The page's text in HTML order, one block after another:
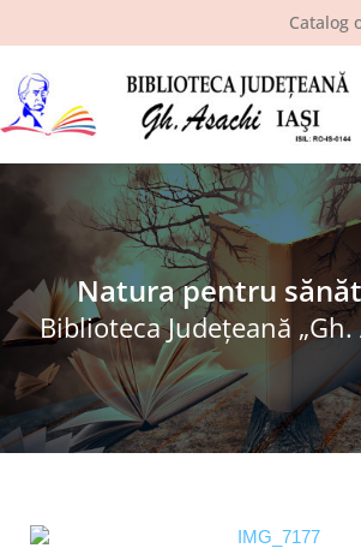
Catalog
Despre bibliotecă
Pagina cititorului
Ştiri şi evenimente
Programe şi proiecte
Interes public
Natura pentru
Biblioteca Judeţeană „Gh.